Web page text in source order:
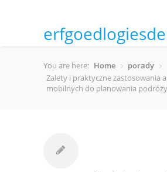
You are here: Home
porady
Zalety i praktyczne zastosowania
mobilnych do planowania podróży